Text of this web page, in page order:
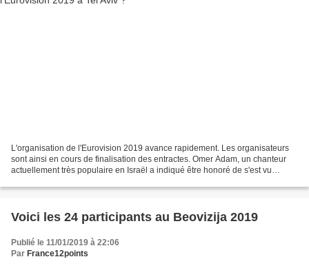
L'organisation de l'Eurovision 2019 avance rapidement. Les organisateurs
sont ainsi en cours de finalisation des entractes. Omer Adam, un chanteur
actuellement très populaire en Israël a indiqué être honoré de s'est vu
Voici les 24 participants au Beovizija 2019
Publié le 11/01/2019 à 22:06
Par France12points